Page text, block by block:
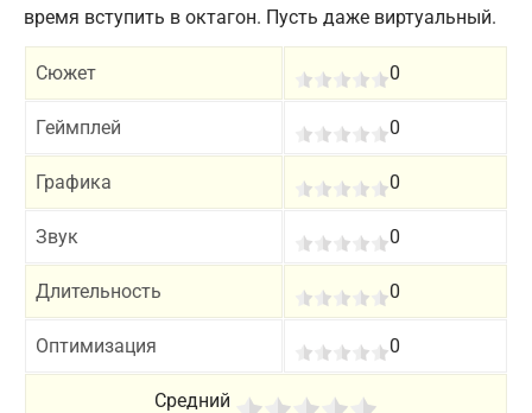
время вступить в октагон. Пусть даже виртуальный.
Сюжет 0
Геймплей 0
Графика 0
Звук 0
Длительность 0
Оптимизация 0
Средний